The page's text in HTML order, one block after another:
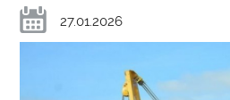
27.01.2026